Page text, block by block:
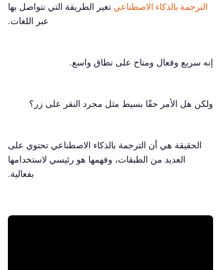
الترجمة بالذكاء الاصطناعي تغير الطريقة التي نتواصل بها
عبر اللغات.
إنه سريع وفعال ومتاح على نطاق واسع.
ولكن هل الأمر حقًا بسيط مثل مجرد النقر على زر؟
الحقيقة هي أن الترجمة بالذكاء الاصطناعي تحتوي على
العديد من الطبقات، وفهمها هو رئيسي لاستخدامها
بفعالية.